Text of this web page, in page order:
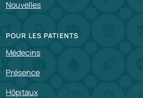
Nouvelles
POUR LES PATIENTS
Médecins
Présence
Hôpitaux